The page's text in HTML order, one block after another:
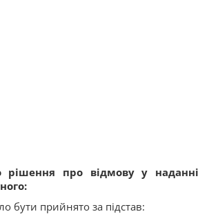
про відмову у наданні
бути прийнято за підстав: